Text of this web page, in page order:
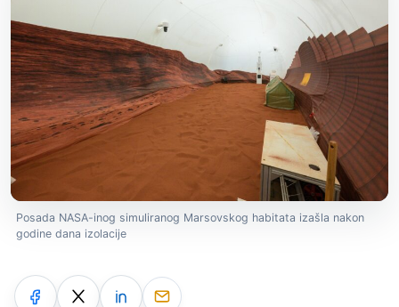
Posada NASA-inog simuliranog Marsovskog habitata izašla nakon
godine dana izolacije